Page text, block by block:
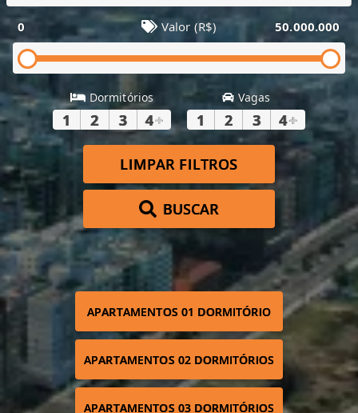
0 Valor (R$) 50.000.000
Dormitórios
1 2 3 4+
Vagas
1 2 3 4+
LIMPAR FILTROS
BUSCAR
APARTAMENTOS 01 DORMITÓRIO
APARTAMENTOS 02 DORMITÓRIOS
APARTAMENTOS 03 DORMITÓRIOS